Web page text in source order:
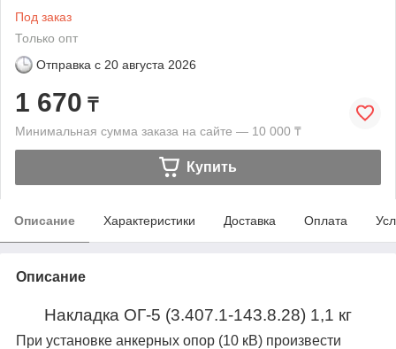
Под заказ
Только опт
Отправка с 20 августа 2026
1 670 ₸
Минимальная сумма заказа на сайте — 10 000 ₸
Купить
Описание Характеристики Доставка Оплата
Описание
Накладка ОГ-5 (3.407.1-143.8.28) 1,1 кг
При установке анкерных опор (10 кВ) произвести